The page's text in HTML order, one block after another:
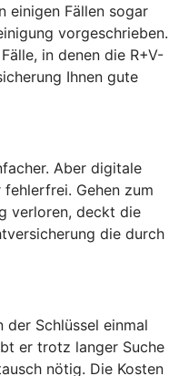
einigen Fällen sogar
vorgeschrieben.
in denen die R+V-
Ihnen gute
Aber digitale
Gehen zum
verloren, deckt die
die durch
der Schlüssel einmal
er trotz langer Suche
nötig. Die Kosten